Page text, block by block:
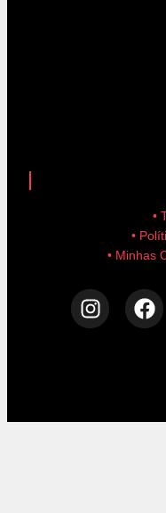
•
•
• Minhas